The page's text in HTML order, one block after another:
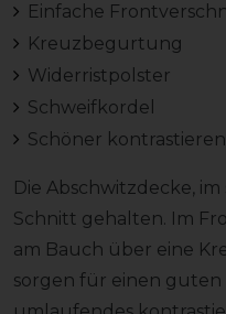
Einfache
Kreuzbegurtung
Widerristpolster
Schweifkordel
Schöner
Die Abschwitzdecke,
Schnitt gehalten. Im
am Bauch über eine
sorgen für einen guten